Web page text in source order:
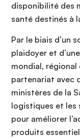
disponibilité des
santé destinés à
Par le biais d’un
plaidoyer et
mondial,
partenariat avec
ministères de la
logistiques et les
pour améliorer
produits